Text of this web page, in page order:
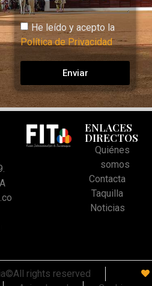
He leído y acepto la
Política de Privacidad
Enviar
ENLACES
DIRECTOS
Quiénes
somos
Contacta
Taquilla
Noticias
rights reserved